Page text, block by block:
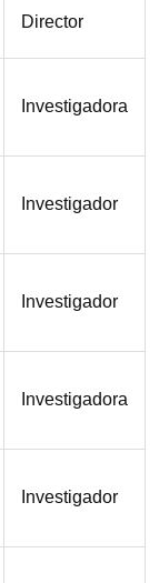
Función
Director
Función
Investigadora
Función
Investigador
Función
Investigador
Función
Investigadora
Función
Investigador